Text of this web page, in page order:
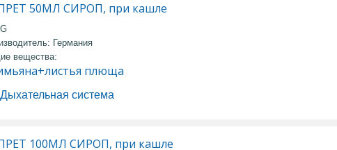
50МЛ СИРОП, при кашле
Германия
вещества:
плюща
Дыхательная система
100МЛ СИРОП, при кашле